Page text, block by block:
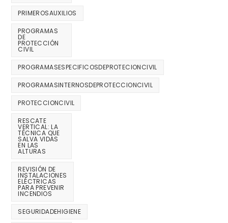
PRIMEROSAUXILIOS
PROGRAMAS
DE
PROTECCIÓN
CIVIL
PROGRAMASESPECIFICOSDEPROTECIONCIVIL
PROGRAMASINTERNOSDEPROTECCIONCIVIL
PROTECCIONCIVIL
RESCATE
VERTICAL: LA
TÉCNICA QUE
SALVA VIDAS
EN LAS
ALTURAS
REVISIÓN DE
INSTALACIONES
ELÉCTRICAS
PARA PREVENIR
INCENDIOS
SEGURIDADEHIGIENE